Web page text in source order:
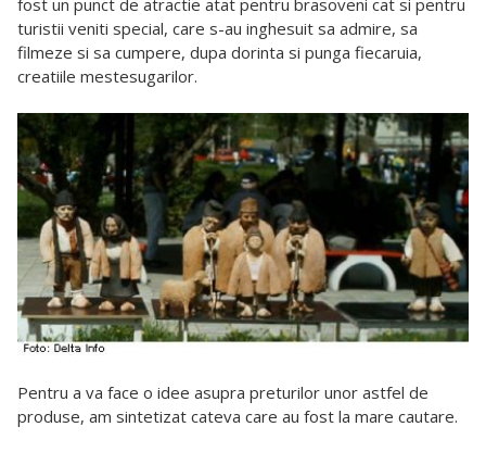
fost un punct de atractie atat pentru brasoveni cat si pentru
turistii veniti special, care s-au inghesuit sa admire, sa
filmeze si sa cumpere, dupa dorinta si punga fiecaruia,
creatiile mestesugarilor.
Pentru a va face o idee asupra preturilor unor astfel de
produse, am sintetizat cateva care au fost la mare cautare.